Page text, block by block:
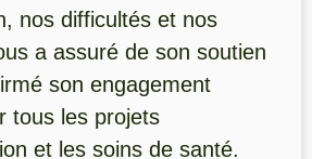
nos difficultés et nos
a assuré de son soutien
son engagement
tous les projets
et les soins de santé.